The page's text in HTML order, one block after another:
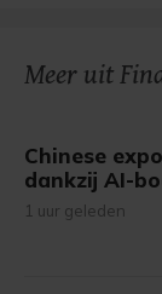
Meer uit
Chinese
dankzij AI-
1 uur geleden